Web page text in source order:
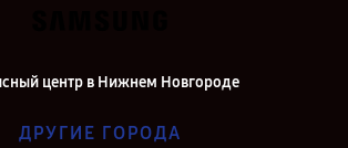
центр в Нижнем Новгороде
ДРУГИЕ ГОРОДА